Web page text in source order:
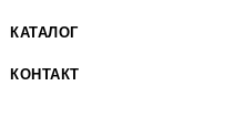
КАТАЛОГ
КОНТАКТ